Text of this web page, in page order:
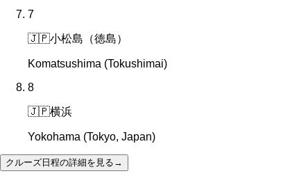
7
🇯🇵小松島（徳島）
Komatsushima (Tokushimai)
8
🇯🇵横浜
Yokohama (Tokyo, Japan)
クルーズ日程の詳細を見る →